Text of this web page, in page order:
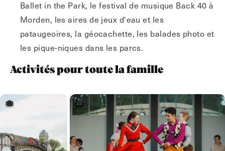
Ballet in the Park, le festival de musique Back 40 à
Morden, les aires de jeux d'eau et les
pataugeoires, la géocachette, les balades photo et
les pique-niques dans les parcs.
Activités pour toute la famille